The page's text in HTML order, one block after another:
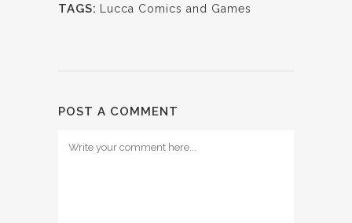
TAGS: Lucca Comics and Games
POST A COMMENT